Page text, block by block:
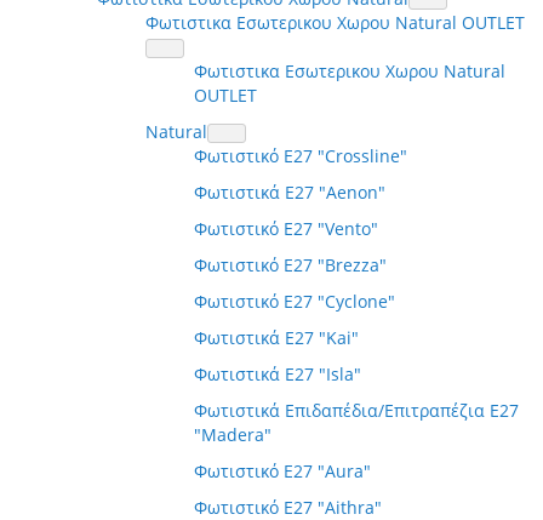
Φωτιστικα Εσωτερικου Χωρου Natural OUTLET
Φωτιστικα Εσωτερικου Χωρου Natural
OUTLET
Natural
Φωτιστικό E27 "Crossline"
Φωτιστικά E27 "Aenon"
Φωτιστικό E27 "Vento"
Φωτιστικό E27 "Brezza"
Φωτιστικό E27 "Cyclone"
Φωτιστικά E27 "Kai"
Φωτιστικά E27 "Isla"
Φωτιστικά Επιδαπέδια/Επιτραπέζια E27
"Madera"
Φωτιστικό E27 "Aura"
Φωτιστικό E27 "Aithra"